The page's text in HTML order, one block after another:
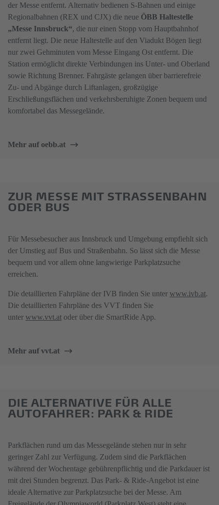
der Messe entfernt. Alternativ bedienen S-Bahnen und einige
Regionalbahnen (REX und CJX) die neue ÖBB Haltestelle
„Messe Innsbruck“, die nur einen Stopp vom Hauptbahnhof
entfernt liegt. Die neue Haltestelle auf den Viadukt Bögen liegt
nur zwei Gehminuten vom Messe Eingang Ost entfernt. Die
Station ermöglicht direkte Verbindungen ins Unter- und Oberland
sowie Richtung Brenner. Fahrgäste gelangen über barrierefreie
Zu- und Abgänge durch Liftanlagen, großzügige
Erschließungsflächen und verkehrsberuhigte Zonen bequem und
komfortabel das Messegelände.
Mehr auf oebb.at
ZUR MESSE MIT STRASSENBAHN O
DER BUS
Für Messebesucher aus Innsbruck und Umgebung empfiehlt sich
der Umstieg auf Bus und Straßenbahn. So lässt sich die Messe
bequem und vor allem ohne langwierige Parkplatzsuche
erreichen.
Die detaillierten Fahrpläne der IVB finden Sie unter www.ivb.at.
Die detaillierten Fahrpläne des VVT finden Sie
unter www.vvt.at oder über die SmartRide App.
Mehr auf vvt.at
DIE ALTERNATIVE FÜR ALLE
AUTOFAHRER: PARK & RIDE
Parkflächen rund um das Messegelände stehen nur in sehr
geringer Zahl zur Verfügung. Zudem sind die Parkflächen
während der Wochentage gebührenpflichtig und die Parkdauer ist
mit drei Stunden begrenzt. Das Park- & Ride-Angebot ist eine
ideale Alternative zur Parkplatzsuche bei der Messe. Am